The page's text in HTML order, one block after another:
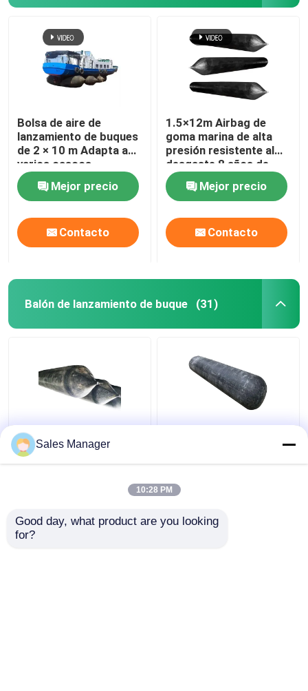
Bolsa de aire de
lanzamiento de buques
de 2 × 10 m Adapta a
varios cascos
Personalizable Alta
seguridadMejor precio
Contacto
1.5×12m Airbag de
goma marina de alta
presión resistente al
desgaste 8 años de
vida útil
Mejor precio
Contacto
Balón de lanzamiento de buque (31)
Balón de lanzamiento
de buques inflable de
Balón de goma inflable
de 2 metros
Sales Manager
10:28 PM
Good day, what product are you looking
for?